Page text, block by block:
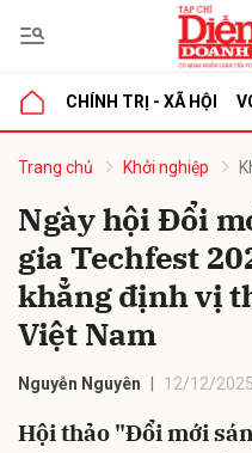
CHÍNH TRỊ - XÃ HỘI
Trang chủ Khởi nghiệp
Ngày hội Đổi
gia Techfest
khẳng định vị
Việt Nam
Nguyễn Nguyên 12/12/
Hội thảo "Đổi mới
luận